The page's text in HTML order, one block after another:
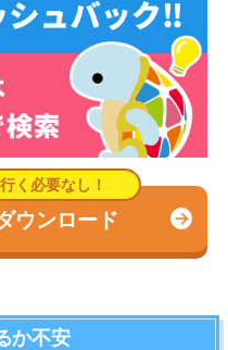
ウンロード
か不安